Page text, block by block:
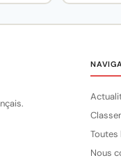
Toutes
Nous